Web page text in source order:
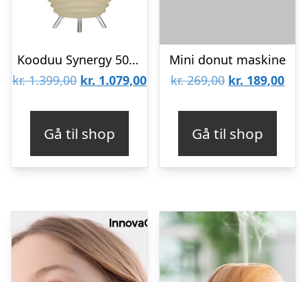
Kooduu Synergy 50S Bluetooth-højttaler
kr.1.399,00 Den
kr. 1.399,00.
kr. 1.079,00Den
kr. 1.079,00.
Gå til shop
Mini donut maskine
kr.269,00 Den
kr. 269,00.
kr. 189,00Den
kr.
Gå til shop